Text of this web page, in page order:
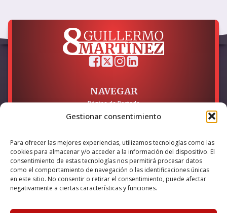
Gestionar consentimiento
Para ofrecer las mejores experiencias, utilizamos tecnologías como las
cookies para almacenar y/o acceder a la información del dispositivo. El
consentimiento de estas tecnologías nos permitirá procesar datos
como el comportamiento de navegación o las identificaciones únicas
en este sitio. No consentir o retirar el consentimiento, puede afectar
negativamente a ciertas características y funciones.
NAVEGAR
Página de Portada
LEGAL
Política de Privacidad
Política de Cookies
Accesibilidad
Esta empresa ha sido beneficiaria del bono Kit Digital y lo ha
internet, financiado por la Unión Europea – NextGeneration EU